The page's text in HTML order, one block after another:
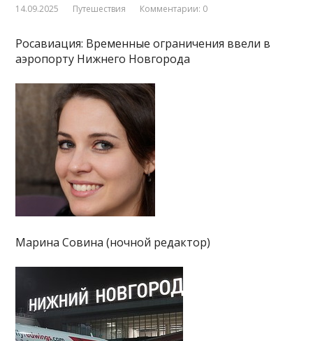
14.09.2025 Путешествия Комментарии: 0
Росавиация: Временные ограничения ввели в
аэропорту Нижнего Новгорода
Марина Совина (ночной редактор)